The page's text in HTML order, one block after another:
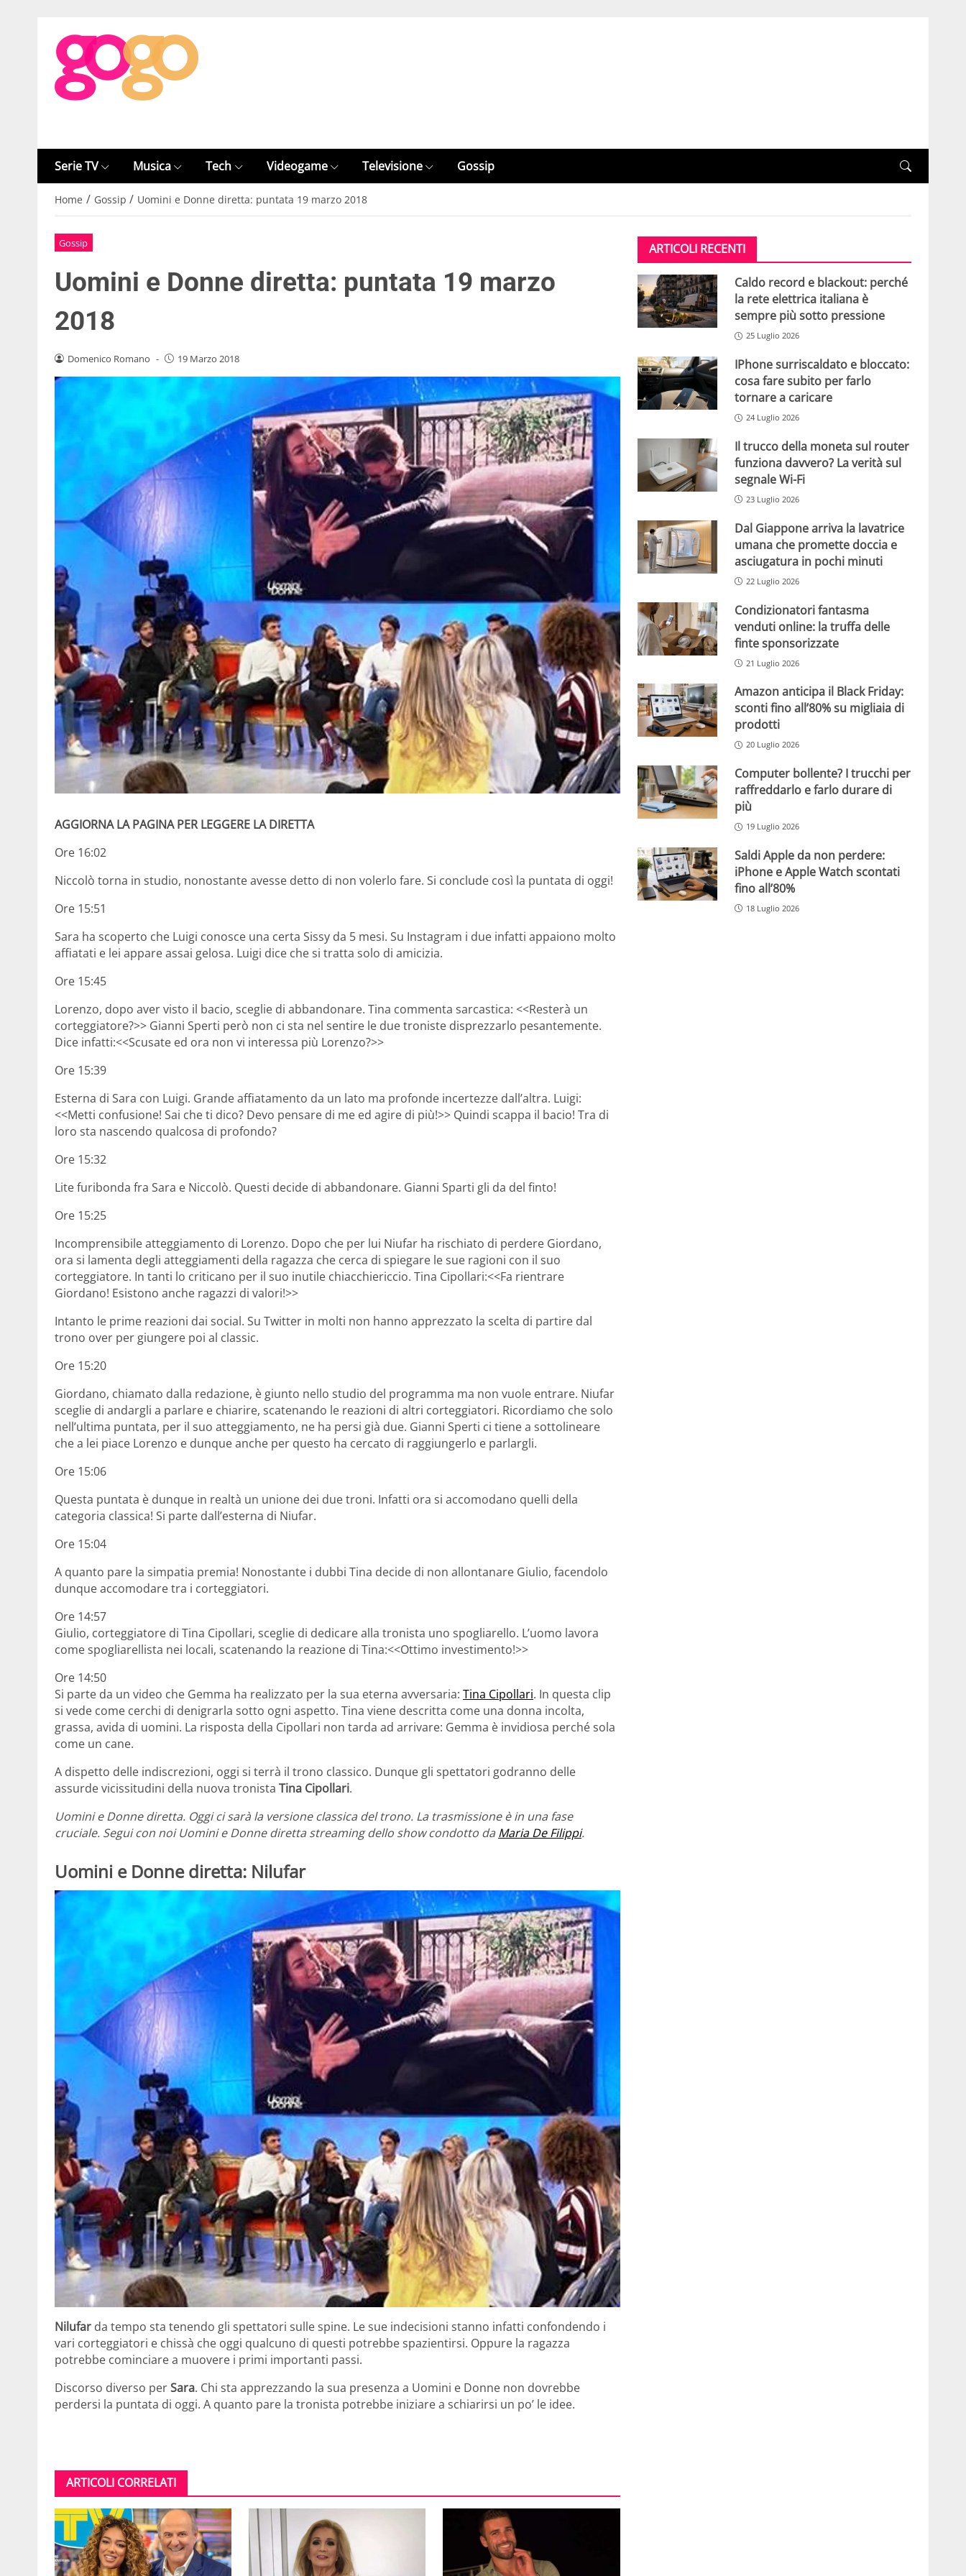
Serie TV Musica Tech Videogame Televisione Gossip
Home / Gossip / Uomini e Donne diretta: puntata 19 marzo 2018
Gossip
Uomini e Donne diretta: puntata 19 marzo
2018
Domenico Romano - 19 Marzo 2018
AGGIORNA LA PAGINA PER LEGGERE LA DIRETTA
Ore 16:02
Niccolò torna in studio, nonostante avesse detto di non volerlo fare. Si conclude così la puntata di oggi!
Ore 15:51
Sara ha scoperto che Luigi conosce una certa Sissy da 5 mesi. Su Instagram i due infatti appaiono molto
affiatati e lei appare assai gelosa. Luigi dice che si tratta solo di amicizia.
Ore 15:45
Lorenzo, dopo aver visto il bacio, sceglie di abbandonare. Tina commenta sarcastica: <<Resterà un
corteggiatore?>> Gianni Sperti però non ci sta nel sentire le due troniste disprezzarlo pesantemente.
Dice infatti:<<Scusate ed ora non vi interessa più Lorenzo?>>
Ore 15:39
Esterna di Sara con Luigi. Grande affiatamento da un lato ma profonde incertezze dall’altra. Luigi:
<<Metti confusione! Sai che ti dico? Devo pensare di me ed agire di più!>> Quindi scappa il bacio! Tra di
loro sta nascendo qualcosa di profondo?
Ore 15:32
Lite furibonda fra Sara e Niccolò. Questi decide di abbandonare. Gianni Sparti gli da del finto!
Ore 15:25
Incomprensibile atteggiamento di Lorenzo. Dopo che per lui Niufar ha rischiato di perdere Giordano,
ora si lamenta degli atteggiamenti della ragazza che cerca di spiegare le sue ragioni con il suo
corteggiatore. In tanti lo criticano per il suo inutile chiacchiericcio. Tina Cipollari:<<Fa rientrare
Giordano! Esistono anche ragazzi di valori!>>
Intanto le prime reazioni dai social. Su Twitter in molti non hanno apprezzato la scelta di partire dal
trono over per giungere poi al classic.
Ore 15:20
Giordano, chiamato dalla redazione, è giunto nello studio del programma ma non vuole entrare. Niufar
sceglie di andargli a parlare e chiarire, scatenando le reazioni di altri corteggiatori. Ricordiamo che solo
nell’ultima puntata, per il suo atteggiamento, ne ha persi già due. Gianni Sperti ci tiene a sottolineare
che a lei piace Lorenzo e dunque anche per questo ha cercato di raggiungerlo e parlargli.
Ore 15:06
Questa puntata è dunque in realtà un unione dei due troni. Infatti ora si accomodano quelli della
categoria classica! Si parte dall’esterna di Niufar.
Ore 15:04
A quanto pare la simpatia premia! Nonostante i dubbi Tina decide di non allontanare Giulio, facendolo
dunque accomodare tra i corteggiatori.
Ore 14:57
Giulio, corteggiatore di Tina Cipollari, sceglie di dedicare alla tronista uno spogliarello. L’uomo lavora
come spogliarellista nei locali, scatenando la reazione di Tina:<<Ottimo investimento!>>
Ore 14:50
Si parte da un video che Gemma ha realizzato per la sua eterna avversaria: Tina Cipollari. In questa clip
si vede come cerchi di denigrarla sotto ogni aspetto. Tina viene descritta come una donna incolta,
grassa, avida di uomini. La risposta della Cipollari non tarda ad arrivare: Gemma è invidiosa perché sola
come un cane.
A dispetto delle indiscrezioni, oggi si terrà il trono classico. Dunque gli spettatori godranno delle
assurde vicissitudini della nuova tronista Tina Cipollari.
Uomini e Donne diretta. Oggi ci sarà la versione classica del trono. La trasmissione è in una fase
cruciale. Segui con noi Uomini e Donne diretta streaming dello show condotto da Maria De Filippi.
Uomini e Donne diretta: Nilufar
Nilufar da tempo sta tenendo gli spettatori sulle spine. Le sue indecisioni stanno infatti confondendo i
vari corteggiatori e chissà che oggi qualcuno di questi potrebbe spazientirsi. Oppure la ragazza
potrebbe cominciare a muovere i primi importanti passi.
Discorso diverso perSara. Chi sta apprezzando la sua presenza a Uomini e Donne non dovrebbe
perdersi la puntata di oggi. A quanto pare la tronista potrebbe iniziare a schiarirsi un po’ le idee.
ARTICOLI CORRELATI
ARTICOLI RECENTI
Caldo record e blackout: perché
la rete elettrica italiana è
sempre più sotto pressione
25 Luglio 2026
IPhone surriscaldato e bloccato:
cosa fare subito per farlo
tornare a caricare
24 Luglio 2026
Il trucco della moneta sul router
funziona davvero? La verità sul
segnale Wi-Fi
23 Luglio 2026
Dal Giappone arriva la lavatrice
umana che promette doccia e
asciugatura in pochi minuti
22 Luglio 2026
Condizionatori fantasma
venduti online: la truffa delle
finte sponsorizzate
21 Luglio 2026
Amazon anticipa il Black Friday:
sconti fino all’80% su migliaia di
prodotti
20 Luglio 2026
Computer bollente? I trucchi per
raffreddarlo e farlo durare di
più
19 Luglio 2026
Saldi Apple da non perdere:
iPhone e Apple Watch scontati
fino all’80%
18 Luglio 2026